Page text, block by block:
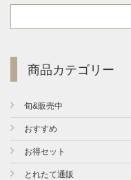
商品カテゴリー
旬&販売中
おすすめ
お得セット
とれたて通販